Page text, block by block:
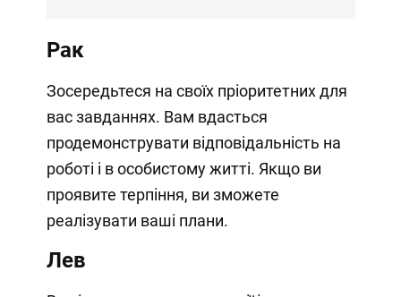
Рак
Зосередьтеся на своїх пріоритетних для
вас завданнях. Вам вдасться
продемонструвати відповідальність на
роботі і в особистому житті. Якщо ви
проявите терпіння, ви зможете
реалізувати ваші плани.
Лев